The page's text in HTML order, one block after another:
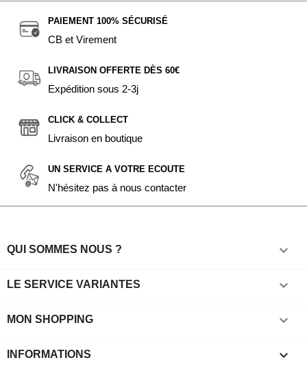
PAIEMENT 100% SÉCURISÉ
CB et Virement
LIVRAISON OFFERTE DÈS 60€
Expédition sous 2-3j
CLICK & COLLECT
Livraison en boutique
UN SERVICE A VOTRE ECOUTE
N'hésitez pas à nous contacter
QUI SOMMES NOUS ? 
LE SERVICE VARIANTES 
MON SHOPPING 
INFORMATIONS keyboard_arrow_down